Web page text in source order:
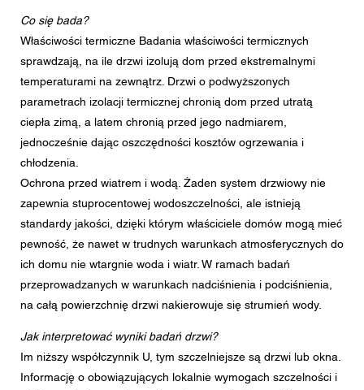
Co się bada?
Właściwości termiczne Badania właściwości termicznych
sprawdzają, na ile drzwi izolują dom przed ekstremalnymi
temperaturami na zewnątrz. Drzwi o podwyższonych
parametrach izolacji termicznej chronią dom przed utratą
ciepła zimą, a latem chronią przed jego nadmiarem,
jednocześnie dając oszczędności kosztów ogrzewania i
chłodzenia.
Ochrona przed wiatrem i wodą. Żaden system drzwiowy nie
zapewnia stuprocentowej wodoszczelności, ale istnieją
standardy jakości, dzięki którym właściciele domów mogą mieć
pewność, że nawet w trudnych warunkach atmosferycznych do
ich domu nie wtargnie woda i wiatr. W ramach badań
przeprowadzanych w warunkach nadciśnienia i podciśnienia,
na całą powierzchnię drzwi nakierowuje się strumień wody.
Jak interpretować wyniki badań drzwi?
Im niższy współczynnik U, tym szczelniejsze są drzwi lub okna.
Informację o obowiązujących lokalnie wymogach szczelności i
Przetwarzanie Państwa danych osobowych odbywa się
zgodnie z obowiązującym prawem ochrony danych.